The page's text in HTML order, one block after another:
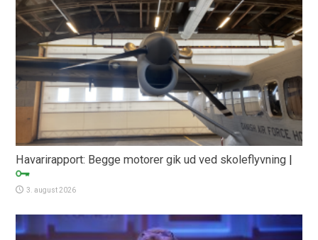
Havarirapport: Begge motorer gik ud ved skoleflyvning |
3. august 2026